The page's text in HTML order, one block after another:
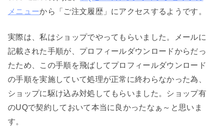
メニューから「ご注文履歴」にアクセスするようです。
実際は、私はショップでやってもらいました。メールに
記載された手順が、プロフィールダウンロードからだっ
たため、この手順を飛ばしてプロフィールダウンロード
の手順を実施していて処理が正常に終わらなかった為、
ショップに駆け込み対処してもらいました。ショップ有
のUQで契約しておいて本当に良かったなぁ～と思いま
す。